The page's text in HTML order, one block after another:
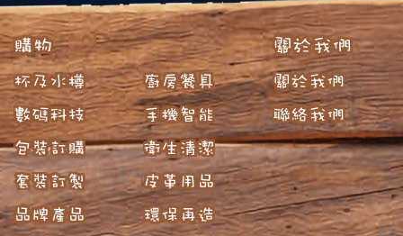
購物
杯及水樽
數碼科技
包裝訂購
套裝訂製
品牌產品
廚房餐具
手機智能
衛生清潔
皮革用品
環保再造
關於我們
關於我們
聯絡我們